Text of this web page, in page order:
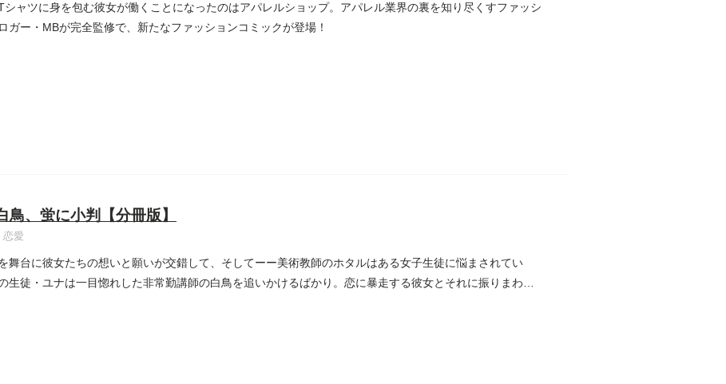
シャツに身を包む彼女が働くことになったのはアパレルショップ。アパレル業界の裏を知り尽くすファッシ
ガー・MBが完全監修で、新たなファッションコミックが登場！
鳥、蛍に小判【分冊版】
恋愛
舞台に彼女たちの想いと願いが交錯して、そしてーー美術教師のホタルはある女子生徒に悩まされてい
生徒・ユナは一目惚れした非常勤講師の白鳥を追いかけるばかり。恋に暴走する彼女とそれに振りまわさ